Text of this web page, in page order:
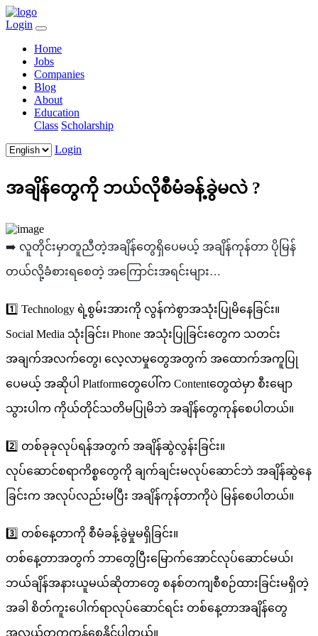
Login
Home
Jobs
Companies
Blog
About
Education
Class Scholarship
Login
အချိန်တွေကို ဘယ်လိုစီမံခန့်ခွဲမလဲ ?
➡️ လူတိုင်းမှာတူညီတဲ့အချိန်တွေရှိပေမယ့် အချိန်ကုန်တာ ပိုမြန်
တယ်လို့ခံစားရစေတဲ့ အကြောင်းအရင်းများ…
1️⃣ Technology ရဲ့စွမ်းအားကို လွန်ကဲစွာအသုံးပြုမိနေခြင်း။
Social Media သုံးခြင်း၊ Phone အသုံးပြုခြင်းတွေက သတင်း
အချက်အလက်တွေ၊ လေ့လာမှုတွေအတွက် အထောက်အကူပြု
ပေမယ့် အဆိုပါ Platformတွေပေါ်က Contentတွေထဲမှာ စီးမျော
သွားပါက ကိုယ်တိုင်သတိမပြုမိဘဲ အချိန်တွေကုန်စေပါတယ်။
2️⃣ တစ်ခုခုလုပ်ရန်အတွက် အချိန်ဆွဲလွန်းခြင်း။
လုပ်ဆောင်စရာကိစ္စတွေကို ချက်ချင်းမလုပ်ဆောင်ဘဲ အချိန်ဆွဲနေ
ခြင်းက အလုပ်လည်းမပြီး အချိန်ကုန်တာကိုပဲ မြန်စေပါတယ်။
3️⃣ တစ်နေ့တာကို စီမံခန့်ခွဲမှုမရှိခြင်း။
တစ်နေ့တာအတွက် ဘာတွေပြီးမြောက်အောင်လုပ်ဆောင်မယ်၊
ဘယ်ချိန်အနားယူမယ်ဆိုတာတွေ စနစ်တကျစီစဉ်ထားခြင်းမရှိတဲ့
အခါ စိတ်ကူးပေါက်ရာလုပ်ဆောင်ရင်း တစ်နေ့တာအချိန်တွေ
အလွယ်တကူကုန်စေနိုင်ပါတယ်။